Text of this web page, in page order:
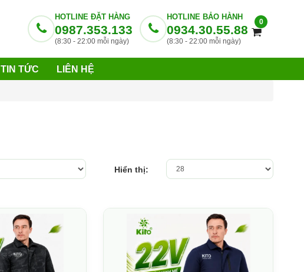
HOTLINE ĐẶT HÀNG
0987.353.133
(8:30 - 22:00 mỗi ngày)
HOTLINE BẢO HÀNH
0934.30.55.88
(8:30 - 22:00 mỗi ngày)
0
TIN TỨC LIÊN HỆ
Hiển thị: